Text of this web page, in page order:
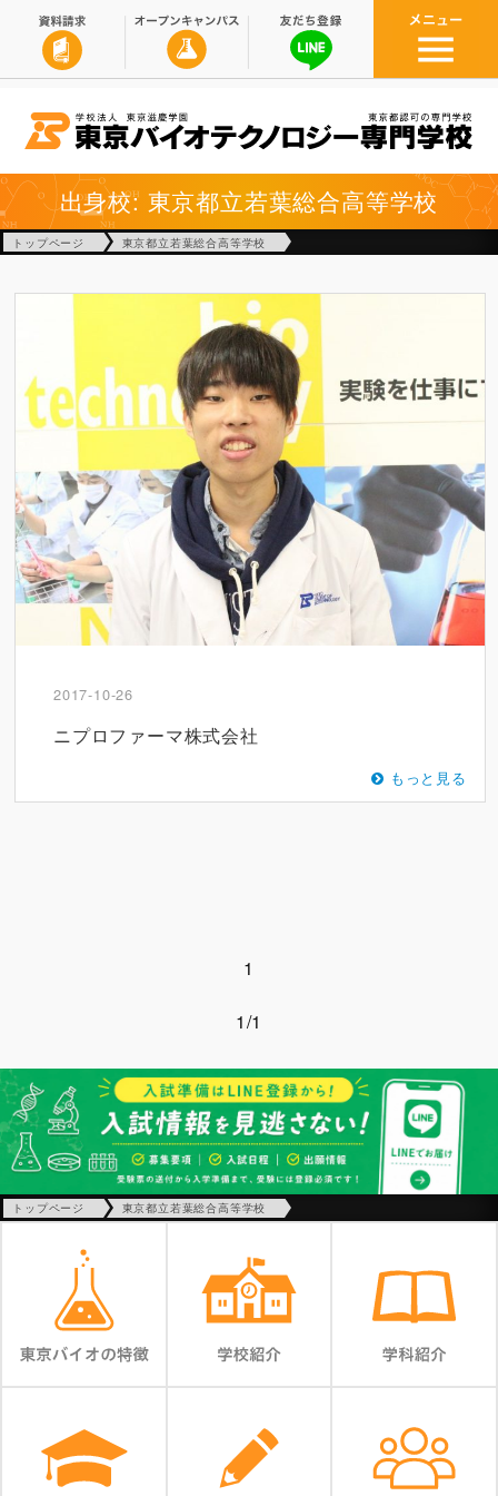
出身校: 東京都立若葉総合高等学校
トップページ 東京都立若葉総合高等学校
2017-10-26
ニプロファーマ株式会社
もっと見る
1
1/1
トップページ 東京都立若葉総合高等学校